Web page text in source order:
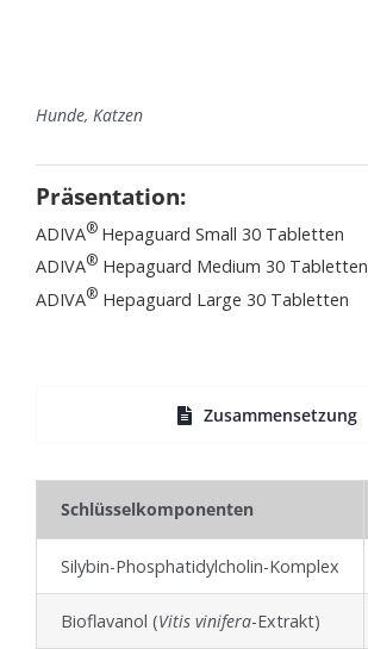
Hunde, Katzen
Präsentation:
ADIVA® Hepaguard Small 30 Tabletten
ADIVA® Hepaguard Medium 30 Tabletten
ADIVA® Hepaguard Large 30 Tabletten
Zusammensetzung
Schlüsselkomponenten
Silybin-Phosphatidylcholin-Komplex
Bioflavanol (Vitis vinifera-Extrakt)